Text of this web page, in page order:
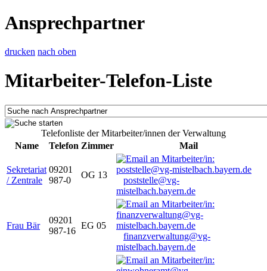
Ansprechpartner
drucken nach oben
Mitarbeiter-Telefon-Liste
Telefonliste der Mitarbeiter/innen der Verwaltung
Name
Telefon Zimmer Mail
Sekretariat
/ Zentrale
09201
987-0
OG 13
poststelle@vg-
mistelbach.bayern.de
Frau Bär
09201
987-16
EG 05
finanzverwaltung@vg-
mistelbach.bayern.de